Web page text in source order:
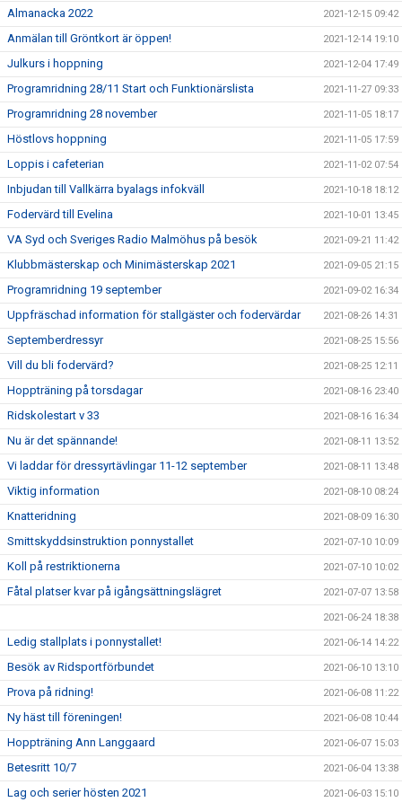
Almanacka 2022 2021-12-15 09:42
Anmälan till Gröntkort är öppen! 2021-12-14 19:10
Julkurs i hoppning 2021-12-04 17:49
Programridning 28/11 Start och Funktionärslista 2021-11-27 09:33
Programridning 28 november 2021-11-05 18:17
Höstlovs hoppning 2021-11-05 17:59
Loppis i cafeterian 2021-11-02 07:54
Inbjudan till Vallkärra byalags infokväll 2021-10-18 18:12
Fodervärd till Evelina 2021-10-01 13:45
VA Syd och Sveriges Radio Malmöhus på besök 2021-09-21 11:42
Klubbmästerskap och Minimästerskap 2021 2021-09-05 21:15
Programridning 19 september 2021-09-02 16:34
Uppfräschad information för stallgäster och fodervärdar 2021-08-26 14:31
Septemberdressyr 2021-08-25 15:56
Vill du bli fodervärd? 2021-08-25 12:11
Hoppträning på torsdagar 2021-08-16 23:40
Ridskolestart v 33 2021-08-16 16:34
Nu är det spännande! 2021-08-11 13:52
Vi laddar för dressyrtävlingar 11-12 september 2021-08-11 13:48
Viktig information 2021-08-10 08:24
Knatteridning 2021-08-09 16:30
Smittskyddsinstruktion ponnystallet 2021-07-10 10:09
Koll på restriktionerna 2021-07-10 10:02
Fåtal platser kvar på igångsättningslägret 2021-07-07 13:58
2021-06-24 18:38
Ledig stallplats i ponnystallet! 2021-06-14 14:22
Besök av Ridsportförbundet 2021-06-10 13:10
Prova på ridning! 2021-06-08 11:22
Ny häst till föreningen! 2021-06-08 10:44
Hoppträning Ann Langgaard 2021-06-07 15:03
Betesritt 10/7 2021-06-04 13:38
Lag och serier hösten 2021 2021-06-03 15:10